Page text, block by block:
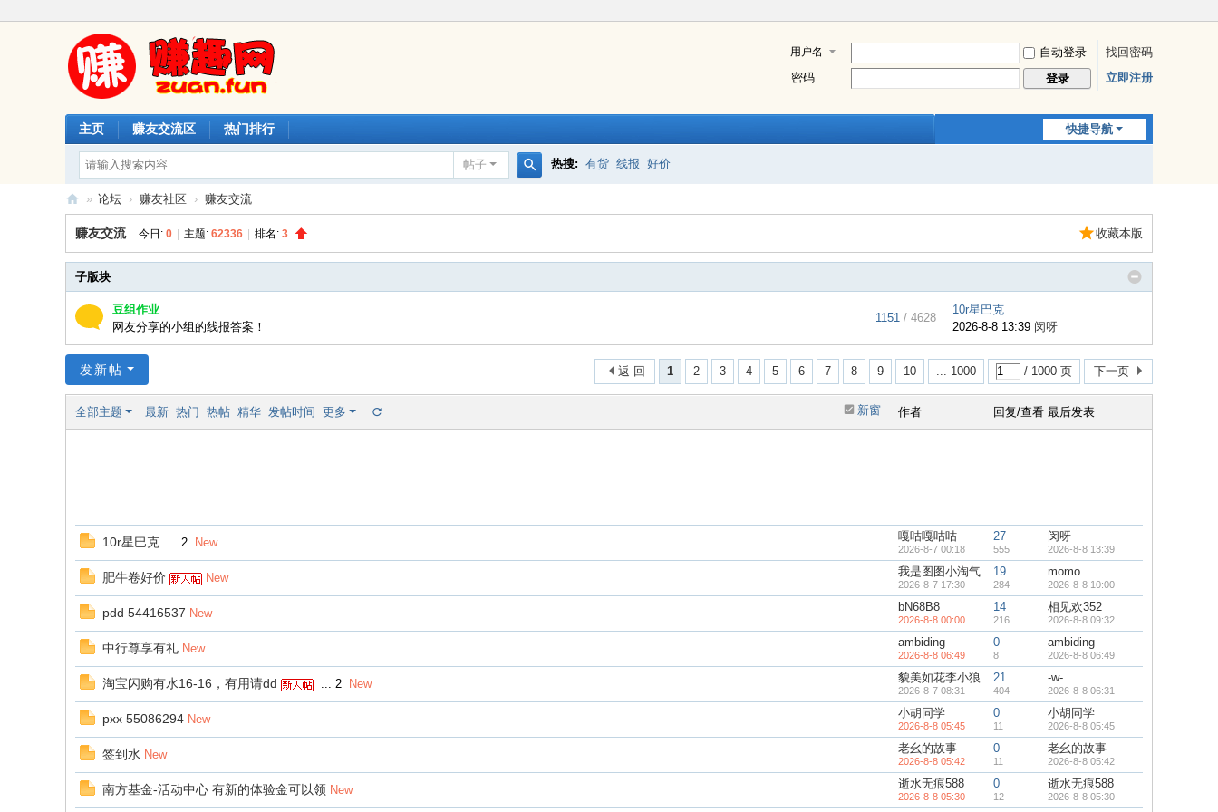
用户名 自动登录
找回密码
密码
登录 立即注册
快捷导航
主页 赚友交流区 热门排行
帖子
索
热搜: 有货 线报 好价
赚
趣
网
» 论坛 › 赚友社区 › 赚友交流
收藏本版
赚友交流 今日: 0 主题: 62336 排名: 3
子版块
豆组作业
网友分享的小组的线报答案！
1151 / 4628
10r星巴克
2026-8-8 13:39 闵呀
1 2 3 4 5 6 7 8 9 10 ... 1000 / 1000 页 下一页
返 回
发新帖
新窗
全部主题 最新 热门 热帖 精华 发帖时间 更多 作者 回复/查看 最后发表
10r星巴克 ... 2 New 嘎咕嘎咕咕
2026-8-7 00:18
27
555
闵呀
2026-8-8 13:39
肥牛卷好价 New 我是图图小淘气
2026-8-7 17:30
19
284
momo
2026-8-8 10:00
pdd 54416537 New bN68B8
2026-8-8 00:00
14
216
相见欢352
2026-8-8 09:32
中行尊享有礼 New ambiding
2026-8-8 06:49
0
8
ambiding
2026-8-8 06:49
淘宝闪购有水16-16，有用请dd ... 2 New 貌美如花李小狼
2026-8-7 08:31
21
404
-w-
2026-8-8 06:31
pxx 55086294 New 小胡同学
2026-8-8 05:45
0
11
小胡同学
2026-8-8 05:45
签到水 New 老幺的故事
2026-8-8 05:42
0
11
老幺的故事
2026-8-8 05:42
南方基金-活动中心 有新的体验金可以领 New 逝水无痕588
2026-8-8 05:30
0
12
逝水无痕588
2026-8-8 05:30